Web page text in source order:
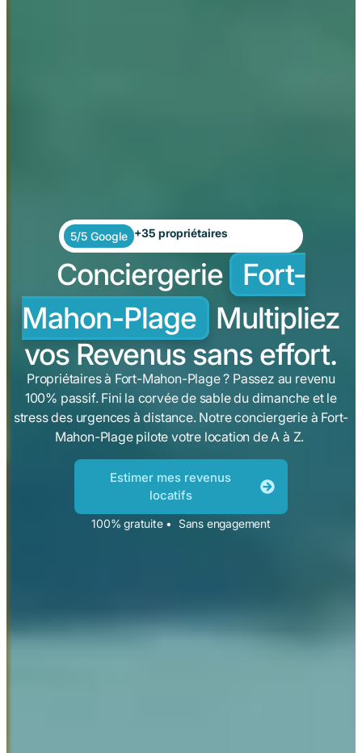
5/5 Google +35 propriétaires
Conciergerie Fort-
Mahon-Plage Multipliez
vos Revenus sans effort.
Propriétaires à Fort-Mahon-Plage ? Passez au revenu
100% passif. Fini la corvée de sable du dimanche et le
stress des urgences à distance. Notre conciergerie à Fort-
Mahon-Plage pilote votre location de A à Z.
Estimer mes revenus
locatifs
100% gratuite • Sans engagement